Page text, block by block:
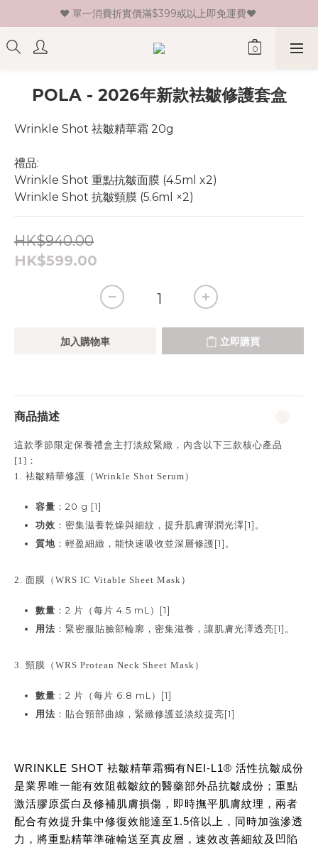
♥ 新會員登記即送HK$30 現金卷♥
♥ 單一消費折實價滿$399或以上即免運費♥
♥ 新會員登記即送HK$30 現金卷♥
POLA - 2026年新款袪皺修護套盒
Wrinkle Shot 祛皺精華霜 20g
禮品:
Wrinkle Shot 重點抗皺面膜 (4.5ml x2)
Wrinkle Shot 抗皺頸膜 (5.6ml ×2)
HK$940.00
HK$599.00
加入購物車 立即購買
商品描述
這款季節限定保養禮盒主打淡紋緊緻，內含以下三款核心產品
[1]：
1. 袪皺精華修護（Wrinkle Shot Serum）
容量 ：20 g [1]
功效 ：密集滋養乾燥與細紋，提升肌膚彈潤光澤[1]。
質地 ：輕盈細緻，能快速吸收並深層修護[1]。
2. 面膜（WRS IC Vitable Sheet Mask）
數量 ：2 片（每片 4.5 mL）[1]
用法 ：緊密服貼臉部輪廓，密集滋養，讓肌膚光澤透亮[1]。
3. 頸膜（WRS Protean Neck Sheet Mask）
數量 ：2 片（每片 6.8 mL）[1]
用法 ：貼合頸部曲線，緊緻修護並淡紋提亮[1]
WRINKLE SHOT 袪皺精華霜獨有NEI-L1® 活性抗皺成份
是業界唯一能有效阻截皺紋的醫藥部外品抗皺成份；重點
激活膠原蛋白及修補肌膚損傷，即時撫平肌膚紋理，兩者
配合有效提升集中修復效能達至1.5倍以上，同時加強滲透
力，將重點精華準確輸送至真皮層，速效改善細紋及凹陷